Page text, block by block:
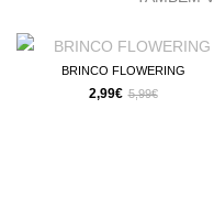
BRINCO FLOWERING
2,99€ 5,99€